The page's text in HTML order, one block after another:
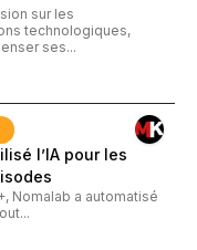
sur les
technologiques,
ses...
l’IA pour les
Nomalab a automatisé